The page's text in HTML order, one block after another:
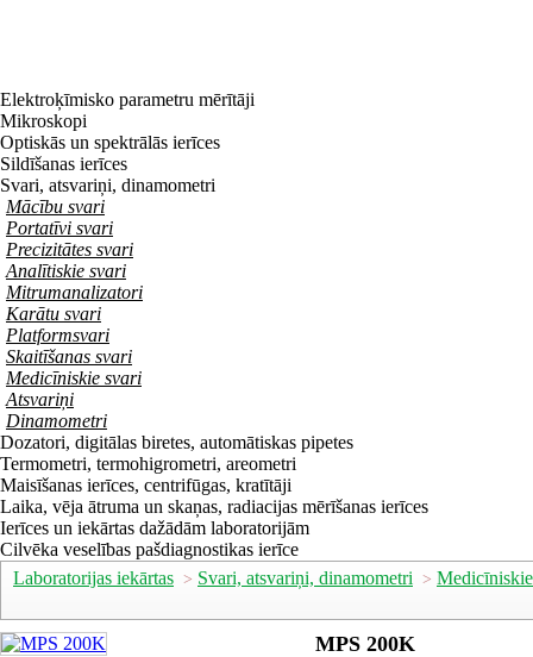
Elektroķīmisko parametru mērītāji
Mikroskopi
Optiskās un spektrālās ierīces
Sildīšanas ierīces
Svari, atsvariņi, dinamometri
Mācību svari
Portatīvi svari
Precizitātes svari
Analītiskie svari
Mitrumanalizatori
Karātu svari
Platformsvari
Skaitīšanas svari
Medicīniskie svari
Atsvariņi
Dinamometri
Dozatori, digitālas biretes, automātiskas pipetes
Termometri, termohigrometri, areometri
Maisīšanas ierīces, centrifūgas, kratītāji
Laika, vēja ātruma un skaņas, radiacijas mērīšanas ierīces
Ierīces un iekārtas dažādām laboratorijām
Cilvēka veselības pašdiagnostikas ierīce
Laboratorijas iekārtas > Svari, atsvariņi, dinamometri >
MPS 200K